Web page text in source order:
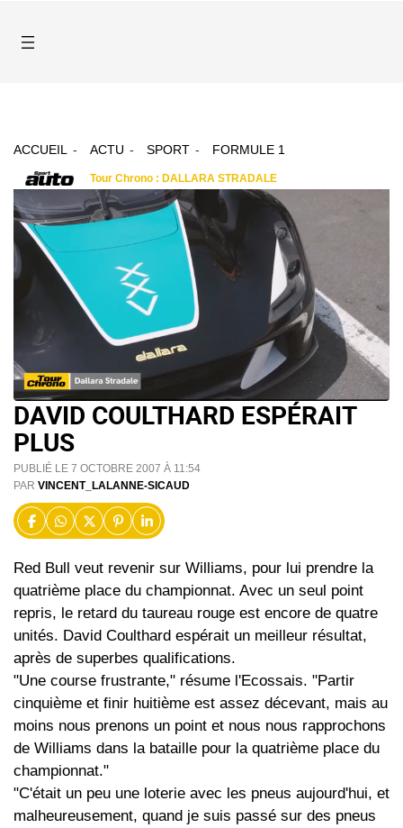
ACCUEIL ACTU SPORT FORMULE 1
DAVID COULTHARD ESPÉRAIT
PLUS
PUBLIÉ LE 7 OCTOBRE 2007 À 11:54
PAR VINCENT_LALANNE-SICAUD
Red Bull veut revenir sur Williams, pour lui prendre la
quatrième place du championnat. Avec un seul point
repris, le retard du taureau rouge est encore de quatre
unités. David Coulthard espérait un meilleur résultat,
après de superbes qualifications.
"Une course frustrante," résume l'Ecossais. "Partir
cinquième et finir huitième est assez décevant, mais au
moins nous prenons un point et nous nous rapprochons
de Williams dans la bataille pour la quatrième place du
championnat."
"C'était un peu une loterie avec les pneus aujourd'hui, et
malheureusement, quand je suis passé sur des pneus